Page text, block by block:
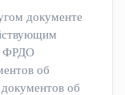
документе
ФРДО
об
об